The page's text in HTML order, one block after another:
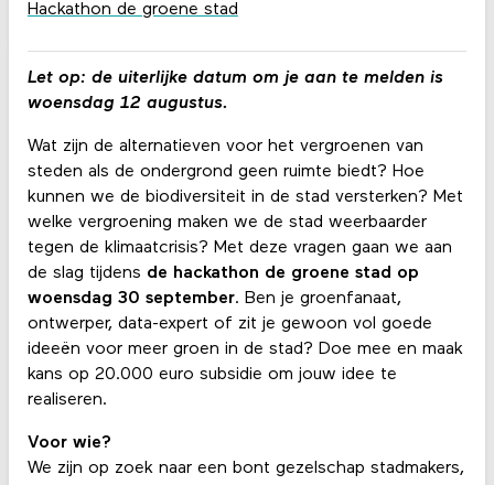
Let op: de uiterlijke datum om je aan te melden is
woensdag 12 augustus.
Wat zijn de alternatieven voor het vergroenen van
steden als de ondergrond geen ruimte biedt? Hoe
kunnen we de biodiversiteit in de stad versterken? Met
welke vergroening maken we de stad weerbaarder
tegen de klimaatcrisis? Met deze vragen gaan we aan
de slag tijdens de hackathon de groene stad op
woensdag 30 september. Ben je groenfanaat,
ontwerper, data-expert of zit je gewoon vol goede
ideeën voor meer groen in de stad? Doe mee en maak
kans op 20.000 euro subsidie om jouw idee te
realiseren.
Voor wie?
We zijn op zoek naar een bont gezelschap stadmakers,
Hackathon de groene stad